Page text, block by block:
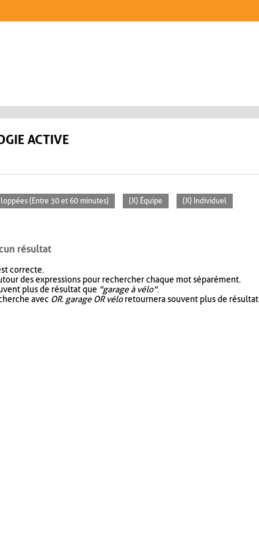
ACTIVE
(Entre 30 et 60 minutes) (X) Équipe (X) Individuel
résultat
correcte.
des expressions pour rechercher chaque mot séparément.
plus de résultat que "garage à vélo".
avec OR. garage OR véloretournera souvent plus de résultat